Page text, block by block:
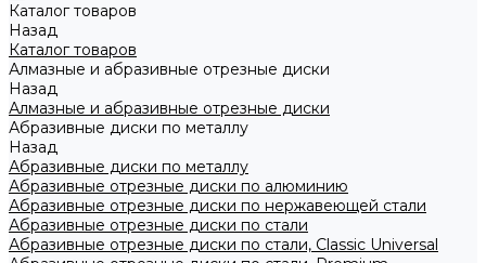
Каталог товаров
Назад
Каталог товаров
Алмазные и абразивные отрезные диски
Назад
Алмазные и абразивные отрезные диски
Абразивные диски по металлу
Назад
Абразивные диски по металлу
Абразивные отрезные диски по алюминию
Абразивные отрезные диски по нержавеющей стали
Абразивные отрезные диски по стали
Абразивные отрезные диски по стали, Classic Universal